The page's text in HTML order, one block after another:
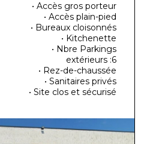
• Accès gros porteur
• Accès plain-pied
• Bureaux cloisonnés
• Kitchenette
• Nbre Parkings
extérieurs :6
• Rez-de-chaussée
• Sanitaires privés
• Site clos et sécurisé